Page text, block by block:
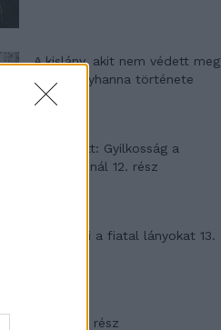
A kislány, akit nem védett meg
senki – Lyhanna története
T. Barnett: Gyilkosság a
Garda-tónál 12. rész
T. szereti a fiatal lányokat 13.
Minka 10. rész